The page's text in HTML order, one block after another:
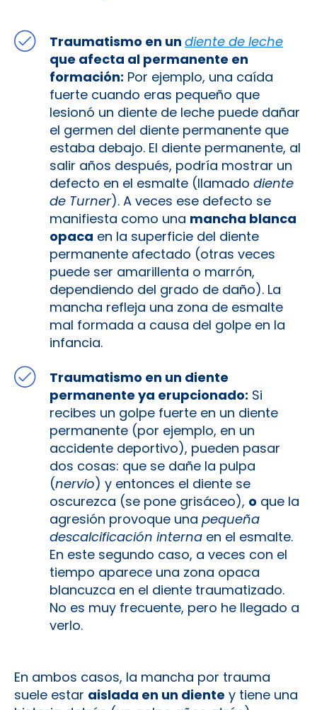
Traumatismo en un diente de leche
que afecta al permanente en
formación: Por ejemplo, una caída
fuerte cuando eras pequeño que
lesionó un diente de leche puede dañar
el germen del diente permanente que
estaba debajo. El diente permanente, al
salir años después, podría mostrar un
defecto en el esmalte (llamado diente
de Turner). A veces ese defecto se
manifiesta como una mancha blanca
opaca en la superficie del diente
permanente afectado (otras veces
puede ser amarillenta o marrón,
dependiendo del grado de daño). La
mancha refleja una zona de esmalte
mal formada a causa del golpe en la
infancia.
Traumatismo en un diente
permanente ya erupcionado: Si
recibes un golpe fuerte en un diente
permanente (por ejemplo, en un
accidente deportivo), pueden pasar
dos cosas: que se dañe la pulpa
(nervio) y entonces el diente se
oscurezca (se pone grisáceo), o que la
agresión provoque una pequeña
descalcificación interna en el esmalte.
En este segundo caso, a veces con el
tiempo aparece una zona opaca
blancuzca en el diente traumatizado.
No es muy frecuente, pero he llegado a
verlo.
En ambos casos, la mancha por trauma
suele estar aislada en un diente y tiene una